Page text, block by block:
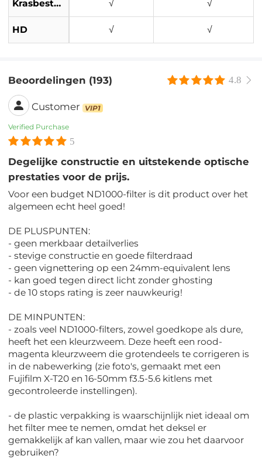
Krasbestendig √ √
HD √ √
Beoordelingen (193) 4.8
Customer VIP1
Verified Purchase
5
Degelijke constructie en uitstekende optische
prestaties voor de prijs.
Voor een budget ND1000-filter is dit product over het
algemeen echt heel goed!
DE PLUSPUNTEN:
- geen merkbaar detailverlies
- stevige constructie en goede filterdraad
- geen vignettering op een 24mm-equivalent lens
- kan goed tegen direct licht zonder ghosting
- de 10 stops rating is zeer nauwkeurig!
DE MINPUNTEN:
- zoals veel ND1000-filters, zowel goedkope als dure,
heeft het een kleurzweem. Deze heeft een rood-
magenta kleurzweem die grotendeels te corrigeren is
in de nabewerking (zie foto's, gemaakt met een
Fujifilm X-T20 en 16-50mm f3.5-5.6 kitlens met
gecontroleerde instellingen).
- de plastic verpakking is waarschijnlijk niet ideaal om
het filter mee te nemen, omdat het deksel er
gemakkelijk af kan vallen, maar wie zou het daarvoor
gebruiken?